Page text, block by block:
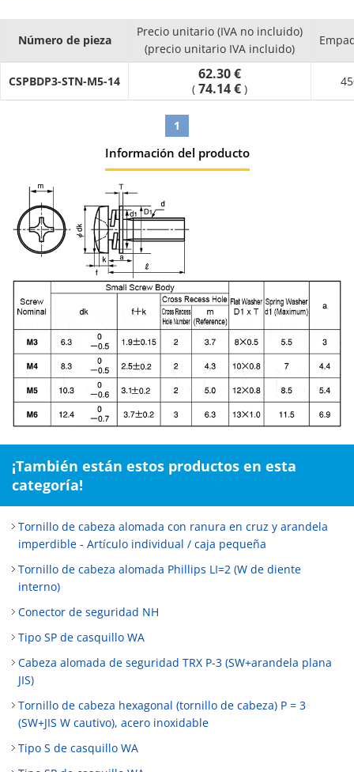
Número de pieza
Precio unitario (IVA no incluido)
(precio unitario IVA incluido)
CSPBDP3-STN-M5-14 62.30 €
( 74.14 € )
1
Información del producto
¡También están estos productos en esta
categoría!
Tornillo de cabeza alomada con ranura en cruz y arandela
imperdible - Artículo individual / caja pequeña
Tornillo de cabeza alomada Phillips LI=2 (W de diente
interno)
Conector de seguridad NH
Tipo SP de casquillo WA
Cabeza alomada de seguridad TRX P-3 (SW+arandela plana
JIS)
Tornillo de cabeza hexagonal (tornillo de cabeza) P = 3
(SW+JIS W cautivo), acero inoxidable
Tipo S de casquillo WA